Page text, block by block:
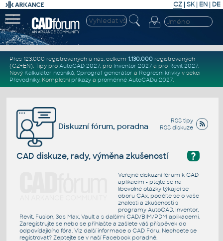
CZ | SK| EN | DE
Přes 123.000 registrovaných u nás, celkem 1.130.000registrovaných
(CZ+EN). Tipy pro AutoCAD 2027, pro Inventor 2027a pro Revit 2027.
Nový Kalkulátor nosníků, Spirograf generátor a Regresní křivkyv sekci
Převodníky. Kompletní příkazya proměnné AutoCADu 2027.
RSS tipy
RSS diskuze
Diskuzní fórum, poradna
?
CAD diskuze, rady, výměna zkušeností
Veřejné diskuzní fórum k CAD
aplikacím - ptejte se na
libovolné otázky týkající se
oboru CAx, podělte se o vaše
znalosti a zkušenosti s
programy AutoCAD, Inventor,
Revit, Fusion, 3ds Max, Vault a s dalšími CAD/BIM/PDM aplikacemi.
Zaregistrujte se nebo se přihlašte a zašlete váš příspěvek do
odpovídajícího fóra. Viz další informace o CAD Fóru. Nechcete se
registrovat? Zeptejte se v naší Facebook poradně.